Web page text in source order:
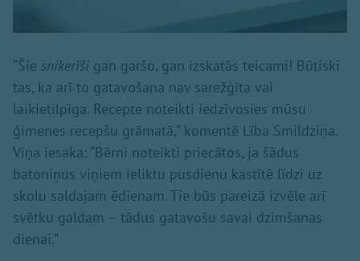
“Šie snikerīši gan garšo, gan izskatās teicami! Būtiski
tas, ka arī to gatavošana nav sarežģīta vai
laikietilpīga. Recepte noteikti iedzīvosies mūsu
ģimenes recepšu grāmatā,” komentē Lība Smildziņa.
Viņa iesaka: “Bērni noteikti priecātos, ja šādus
batoniņus viņiem ieliktu pusdienu kastītē līdzi uz
skolu saldajam ēdienam. Tie būs pareizā izvēle arī
svētku galdam – tādus gatavošu savai dzimšanas
dienai.”